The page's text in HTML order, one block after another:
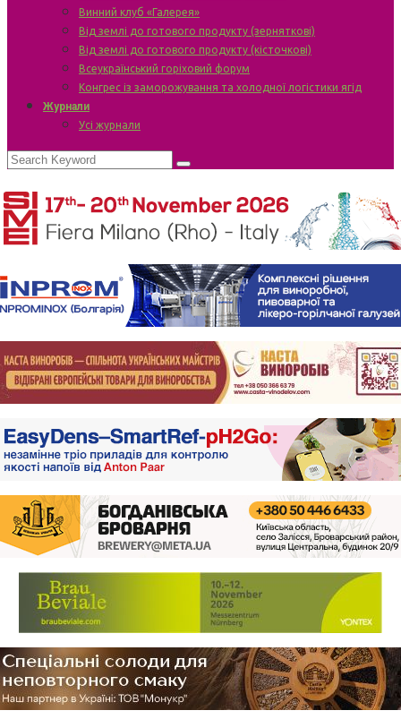
Винний клуб «Галерея»
Від землі до готового продукту (зерняткові)
Від землі до готового продукту (кісточкові)
Всеукраїнський горіховий форум
Конгрес із заморожування та холодної логістики ягід
Журнали
Усі журнали